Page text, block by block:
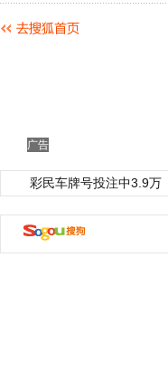
广告
彩民车牌号投注中3.9万